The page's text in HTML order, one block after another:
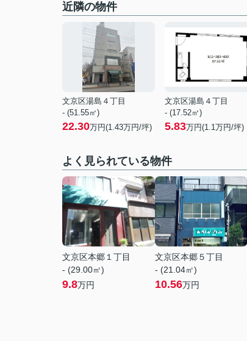
近隣の物件
文京区湯島４丁目
- (51.55㎡)
22.30万円(1.43万円/坪)
文京区湯島４丁目
- (17.52㎡)
5.83万円(1.1万円/坪)
よく見られている物件
文京区本郷１丁目
- (29.00㎡)
9.8万円
文京区本郷５丁目
- (21.04㎡)
10.56万円